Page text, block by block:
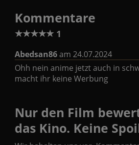
Kommentare
★★★★★ 1
Abedsan86am 24.07.2024
Ohh nein anime jetzt auch in
macht ihr keine Werbung
Nur den Film
das Kino. Keine